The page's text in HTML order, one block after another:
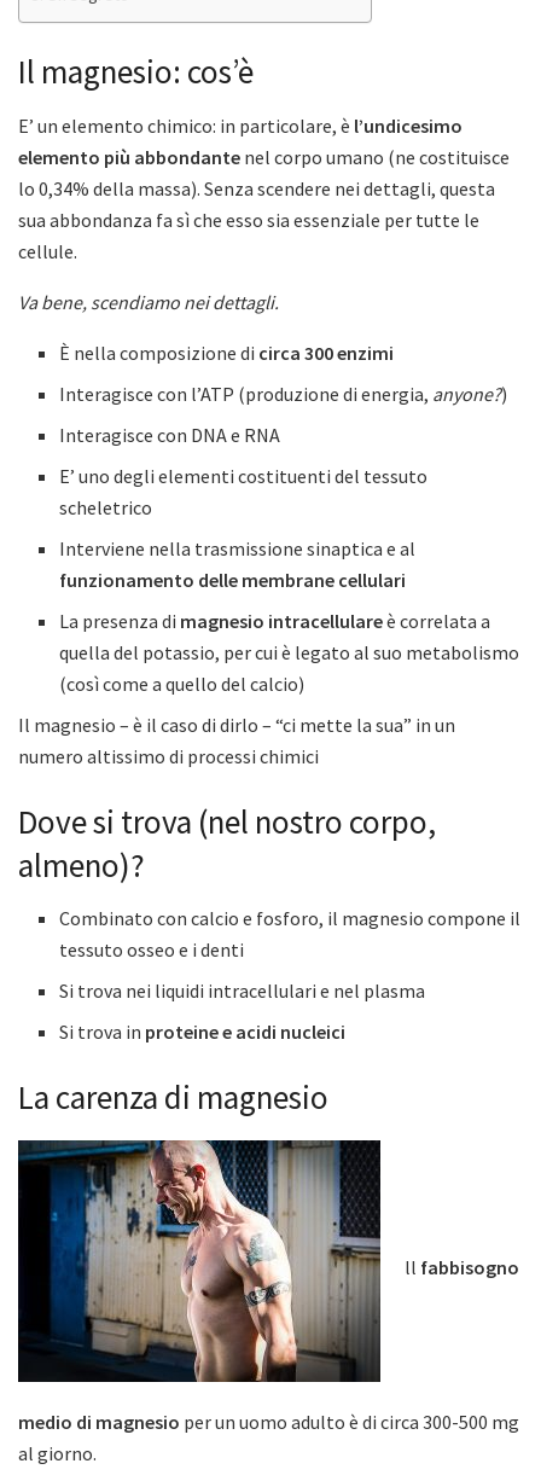
Il magnesio: cos’è
E’ un elemento chimico: in particolare, è l’undicesimo
elemento più abbondante nel corpo umano (ne costituisce
lo 0,34% della massa). Senza scendere nei dettagli, questa
sua abbondanza fa sì che esso sia essenziale per tutte le
cellule.
Va bene, scendiamo nei dettagli.
È nella composizione di circa 300 enzimi
Interagisce con l’ATP (produzione di energia, anyone?)
Interagisce con DNA e RNA
E’ uno degli elementi costituenti del tessuto
scheletrico
Interviene nella trasmissione sinaptica e al
funzionamento delle membrane cellulari
La presenza di magnesio intracellulareè correlata a
quella del potassio, per cui è legato al suo metabolismo
(così come a quello del calcio)
Il magnesio – è il caso di dirlo – “ci mette la sua” in un
numero altissimo di processi chimici
Dove si trova (nel nostro corpo,
almeno)?
Combinato con calcio e fosforo, il magnesio compone il
tessuto osseo e i denti
Si trova nei liquidi intracellulari e nel plasma
Si trova in proteine e acidi nucleici
La carenza di magnesio
ll fabbisogno
medio di magnesio per un uomo adulto è di circa 300-500 mg
al giorno.